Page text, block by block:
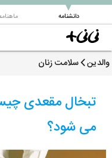
دانشنامه
▼
والدین سلامت زنان
تبخال مقعدی
می شود؟